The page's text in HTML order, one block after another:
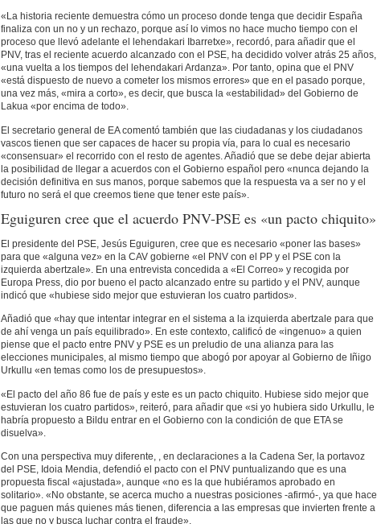
«La historia reciente demuestra cómo un proceso donde tenga que decidir España
finaliza con un no y un rechazo, porque así lo vimos no hace mucho tiempo con el
proceso que llevó adelante el lehendakari Ibarretxe», recordó, para añadir que el
PNV, tras el reciente acuerdo alcanzado con el PSE, ha decidido volver atrás 25 años,
«una vuelta a los tiempos del lehendakari Ardanza». Por tanto, opina que el PNV
«está dispuesto de nuevo a cometer los mismos errores» que en el pasado porque,
una vez más, «mira a corto», es decir, que busca la «estabilidad» del Gobierno de
Lakua «por encima de todo».
El secretario general de EA comentó también que las ciudadanas y los ciudadanos
vascos tienen que ser capaces de hacer su propia vía, para lo cual es necesario
«consensuar» el recorrido con el resto de agentes. Añadió que se debe dejar abierta
la posibilidad de llegar a acuerdos con el Gobierno español pero «nunca dejando la
decisión definitiva en sus manos, porque sabemos que la respuesta va a ser no y el
futuro no será el que creemos tiene que tener este país».
Eguiguren cree que el acuerdo PNV-PSE es «un pacto chiquito»
El presidente del PSE, Jesús Eguiguren, cree que es necesario «poner las bases»
para que «alguna vez» en la CAV gobierne «el PNV con el PP y el PSE con la
izquierda abertzale». En una entrevista concedida a «El Correo» y recogida por
Europa Press, dio por bueno el pacto alcanzado entre su partido y el PNV, aunque
indicó que «hubiese sido mejor que estuvieran los cuatro partidos».
Añadió que «hay que intentar integrar en el sistema a la izquierda abertzale para que
de ahí venga un país equilibrado». En este contexto, calificó de «ingenuo» a quien
piense que el pacto entre PNV y PSE es un preludio de una alianza para las
elecciones municipales, al mismo tiempo que abogó por apoyar al Gobierno de Iñigo
Urkullu «en temas como los de presupuestos».
«El pacto del año 86 fue de país y este es un pacto chiquito. Hubiese sido mejor que
estuvieran los cuatro partidos», reiteró, para añadir que «si yo hubiera sido Urkullu, le
habría propuesto a Bildu entrar en el Gobierno con la condición de que ETA se
disuelva».
Con una perspectiva muy diferente, , en declaraciones a la Cadena Ser, la portavoz
del PSE, Idoia Mendia, defendió el pacto con el PNV puntualizando que es una
propuesta fiscal «ajustada», aunque «no es la que hubiéramos aprobado en
solitario». «No obstante, se acerca mucho a nuestras posiciones -afirmó-, ya que hace
que paguen más quienes más tienen, diferencia a las empresas que invierten frente a
las que no y busca luchar contra el fraude».